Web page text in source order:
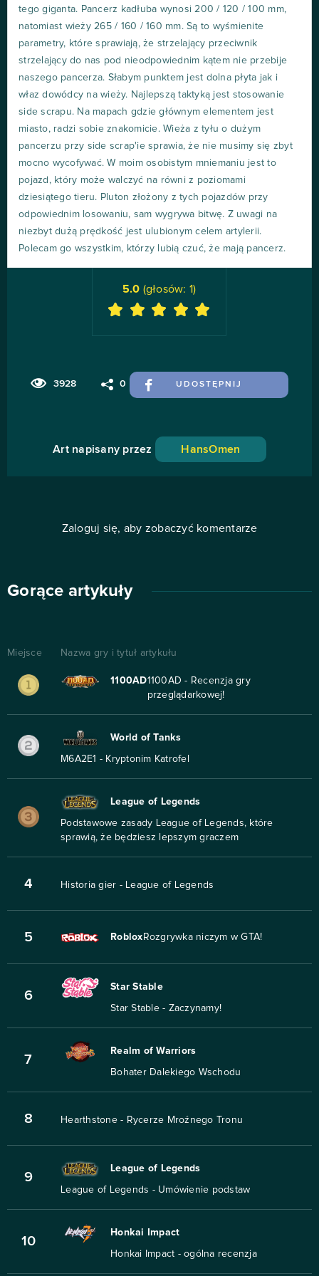
tego giganta. Pancerz kadłuba wynosi 200 / 120 / 100 mm,
natomiast wieży 265 / 160 / 160 mm. Są to wyśmienite
parametry, które sprawiają, że strzelający przeciwnik
strzelający do nas pod nieodpowiednim kątem nie przebije
naszego pancerza. Słabym punktem jest dolna płyta jak i
właz dowódcy na wieży. Najlepszą taktyką jest stosowanie
side scrapu. Na mapach gdzie głównym elementem jest
miasto, radzi sobie znakomicie. Wieża z tyłu o dużym
pancerzu przy side scrap'ie sprawia, że nie musimy się zbyt
mocno wycofywać. W moim osobistym mniemaniu jest to
pojazd, który może walczyć na równi z poziomami
dziesiątego tieru. Pluton złożony z tych pojazdów przy
odpowiednim losowaniu, sam wygrywa bitwę. Z uwagi na
niezbyt dużą prędkość jest ulubionym celem artylerii.
Polecam go wszystkim, którzy lubią czuć, że mają pancerz.
3928 0 UDOSTĘPNIJ
5.0 (głosów: 1)
Art napisany przez HansOmen
Zaloguj się, aby zobaczyć komentarze
Gorące artykuły
Miejsce Nazwa gry i tytuł artykułu
1100AD1100AD - Recenzja gry
przeglądarkowej!
World of Tanks
M6A2E1 - Kryptonim Katrofel
League of Legends
Podstawowe zasady League of Legends, które
sprawią, że będziesz lepszym graczem
4 Historia gier - League of Legends
5 Roblox Rozgrywka niczym w GTA!
6
Star Stable
Star Stable - Zaczynamy!
7
Realm of Warriors
Bohater Dalekiego Wschodu
8 Hearthstone - Rycerze Mroźnego Tronu
9
League of Legends
League of Legends - Umówienie podstaw
10
Honkai Impact
Honkai Impact - ogólna recenzja